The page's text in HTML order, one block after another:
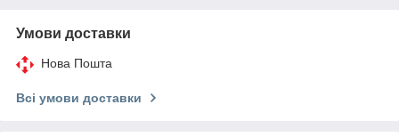
Умови доставки
Нова Пошта
Всі умови доставки